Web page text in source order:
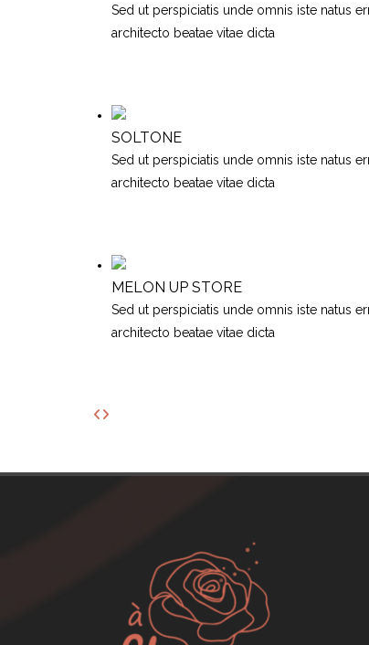
Sed ut perspiciatis unde omnis iste natus
architecto beatae vitae dicta
SOLTONE
Sed ut perspiciatis unde omnis iste natus
architecto beatae vitae dicta
MELON UP STORE
Sed ut perspiciatis unde omnis iste natus
architecto beatae vitae dicta